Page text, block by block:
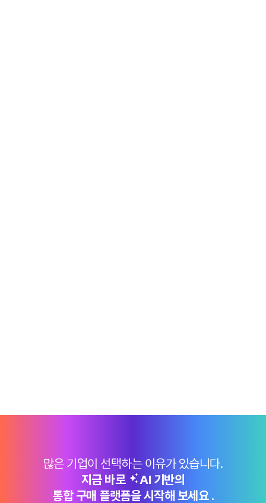
많은 기업이 선택하는 이유가 있습니다.
지금 바로
AI 기반의
통합 구매 플랫폼을 시작해 보세요 .